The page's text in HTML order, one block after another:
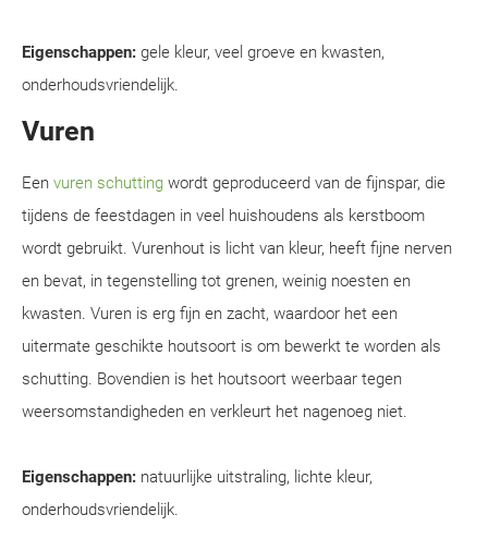
Eigenschappen: gele kleur, veel groeve en kwasten,
onderhoudsvriendelijk.
Vuren
Een vuren schutting wordt geproduceerd van de fijnspar, die
tijdens de feestdagen in veel huishoudens als kerstboom
wordt gebruikt. Vurenhout is licht van kleur, heeft fijne nerven
en bevat, in tegenstelling tot grenen, weinig noesten en
kwasten. Vuren is erg fijn en zacht, waardoor het een
uitermate geschikte houtsoort is om bewerkt te worden als
schutting. Bovendien is het houtsoort weerbaar tegen
weersomstandigheden en verkleurt het nagenoeg niet.
Eigenschappen: natuurlijke uitstraling, lichte kleur,
onderhoudsvriendelijk.